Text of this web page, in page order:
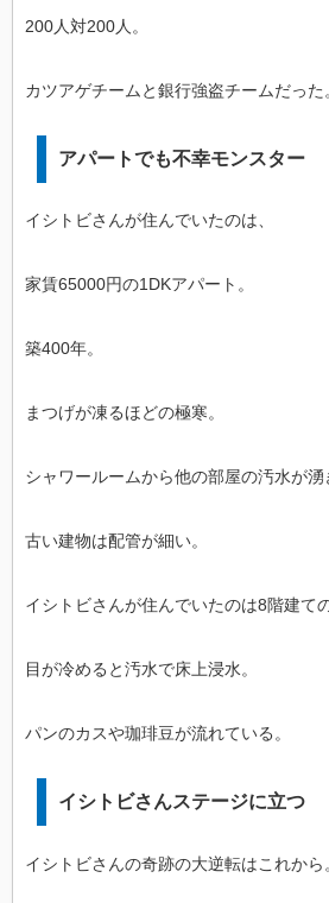
200人対200人。
カツアゲチームと銀行強盗チームだった
アパートでも不幸モンスター
イシトビさんが住んでいたのは、
家賃65000円の1DKアパート。
築400年。
まつげが凍るほどの極寒。
シャワールームから他の部屋の汚水が湧
古い建物は配管が細い。
イシトビさんが住んでいたのは8階建て
目が冷めると汚水で床上浸水。
パンのカスや珈琲豆が流れている。
イシトビさんステージに立つ
イシトビさんの奇跡の大逆転はこれから